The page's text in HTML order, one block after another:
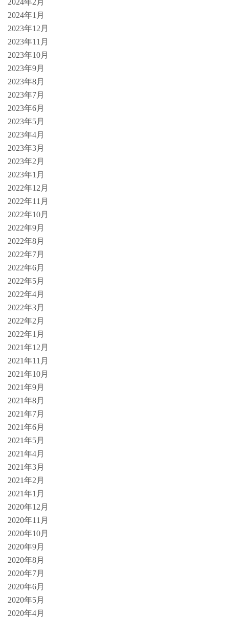
2024年2月
2024年1月
2023年12月
2023年11月
2023年10月
2023年9月
2023年8月
2023年7月
2023年6月
2023年5月
2023年4月
2023年3月
2023年2月
2023年1月
2022年12月
2022年11月
2022年10月
2022年9月
2022年8月
2022年7月
2022年6月
2022年5月
2022年4月
2022年3月
2022年2月
2022年1月
2021年12月
2021年11月
2021年10月
2021年9月
2021年8月
2021年7月
2021年6月
2021年5月
2021年4月
2021年3月
2021年2月
2021年1月
2020年12月
2020年11月
2020年10月
2020年9月
2020年8月
2020年7月
2020年6月
2020年5月
2020年4月